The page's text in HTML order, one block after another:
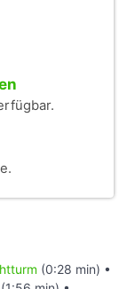
(0:28 min) •